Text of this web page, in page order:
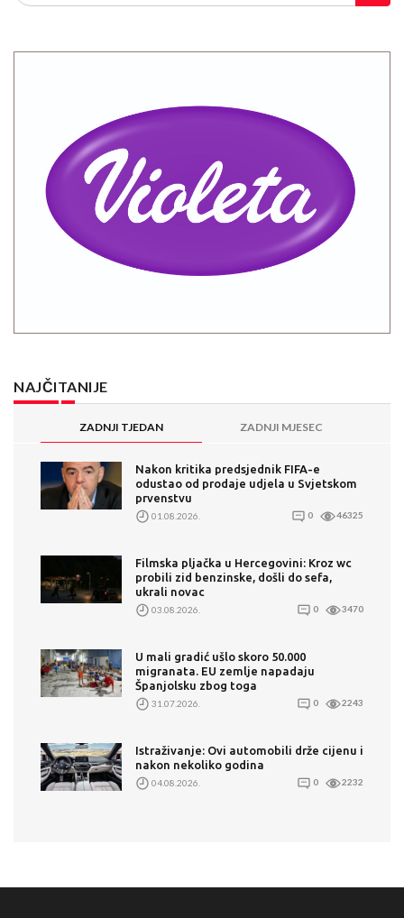
NAJČITANIJE
ZADNJI TJEDAN ZADNJI MJESEC
Nakon kritika predsjednik FIFA-e
odustao od prodaje udjela u Svjetskom
prvenstvu
01.08.2026. 0 46325
Filmska pljačka u Hercegovini: Kroz wc
probili zid benzinske, došli do sefa,
ukrali novac
03.08.2026. 0 3470
U mali gradić ušlo skoro 50.000
migranata. EU zemlje napadaju
Španjolsku zbog toga
31.07.2026. 0 2243
Istraživanje: Ovi automobili drže cijenu i
nakon nekoliko godina
04.08.2026. 0 2232